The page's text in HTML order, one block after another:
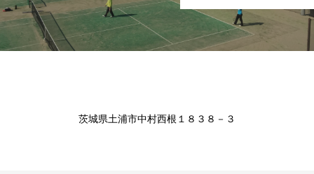
茨城県土浦市中村西根１８３８－３